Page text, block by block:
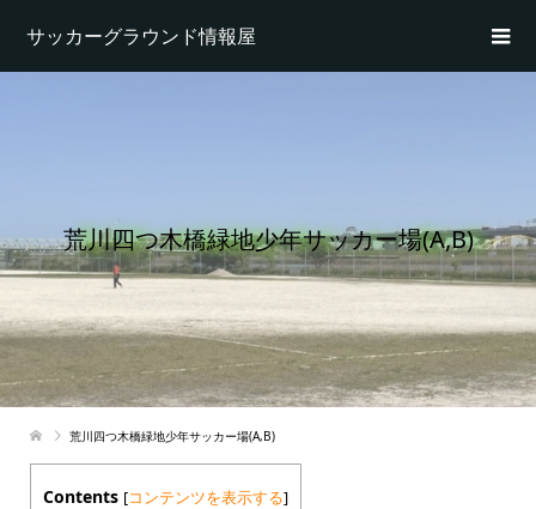
サッカーグラウンド情報屋
荒川四つ木橋緑地少年サッカー場(A,B)
荒川四つ木橋緑地少年サッカー場(A,B)
Contents [コンテンツを表示する]